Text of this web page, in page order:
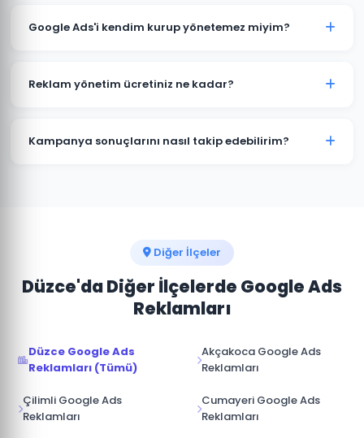
TL ile başlanabilir. Ancak anlamlı sonuçlar için 3.000-
Google Ads'i kendim kurup yönetemez miyim?
kampanyalar bütçenizi hızla tüketir. Yığılca'deki
artırmaktadır.
Reklam yönetim ücretiniz ne kadar?
%15-20'si arasında değişmektedir. Yığılca için
Kampanya sonuçlarını nasıl takip edebilirim?
Diğer İlçeler
Düzce'da Diğer İlçelerde Google Ads
Reklamları
Düzce Google Ads
Reklamları (Tümü)
Akçakoca Google Ads
Reklamları
Çilimli Google Ads
Reklamları
Cumayeri Google Ads
Reklamları